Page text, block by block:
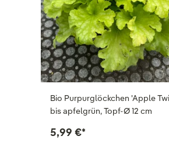
Bio Purpurglöckchen 'Apple
bis apfelgrün, Topf-Ø 12 cm
5,99 €*